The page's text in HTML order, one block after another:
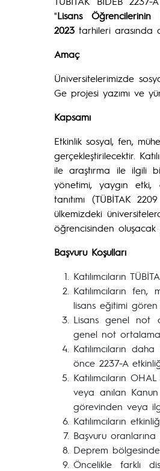
"Lisans Öğrencilerinin
2023 tarhileri arasında
Amaç
Üniversitelerimizde
Ge projesi yazımı ve
Kapsamı
Etkinlik sosyal, fen,
gerçekleştirilecektir.
ile araştırma ile ilgili
yönetimi, yaygın
tanıtımı (TÜBİTAK
ülkemizdeki
öğrencisinden oluşacak
Başvuru Koşulları
Katılımcıların
Katılımcıların
lisans eğitimi
Lisans genel not
genel not
Katılımcıların
önce 2237-A
Katılımcıların
veya anılan
görevinden veya
Katılımcıların
Başvuru oranlarına
Deprem
Öncelikle farklı